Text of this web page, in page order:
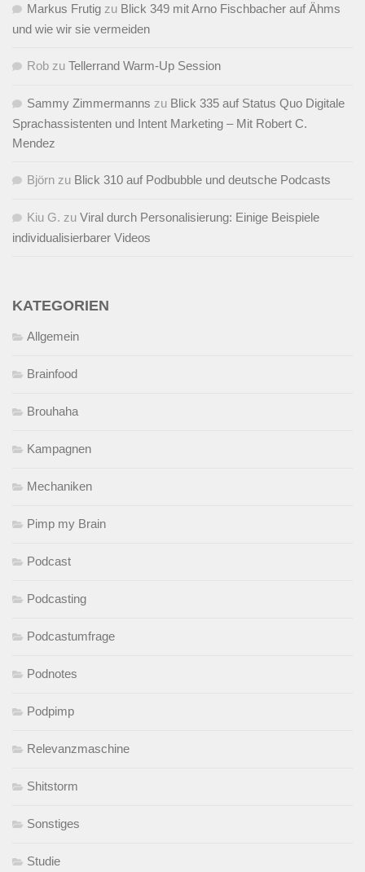
Markus Frutig zu Blick 349 mit Arno Fischbacher auf Ähms
und wie wir sie vermeiden
Rob zu Tellerrand Warm-Up Session
Sammy Zimmermanns zu Blick 335 auf Status Quo Digitale
Sprachassistenten und Intent Marketing – Mit Robert C.
Mendez
Björn zu Blick 310 auf Podbubble und deutsche Podcasts
Kiu G. zu Viral durch Personalisierung: Einige Beispiele
individualisierbarer Videos
KATEGORIEN
Allgemein
Brainfood
Brouhaha
Kampagnen
Mechaniken
Pimp my Brain
Podcast
Podcasting
Podcastumfrage
Podnotes
Podpimp
Relevanzmaschine
Shitstorm
Sonstiges
Studie